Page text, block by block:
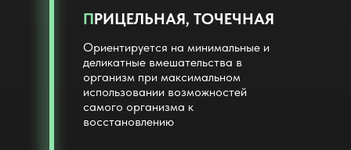
Ориентируется на минимальные и
деликатные вмешательства в
организм при максимальном
использовании возможностей
самого организма к
восстановлению
ПРИЦЕЛЬНАЯ, ТОЧЕЧНАЯ